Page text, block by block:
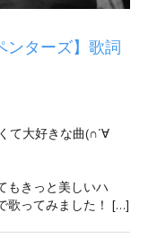
ンターズ】歌詞
て大好きな曲(∩´∀
もきっと美しいハ
歌ってみました！ […]